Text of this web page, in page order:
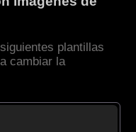
plantillas
cambiar la